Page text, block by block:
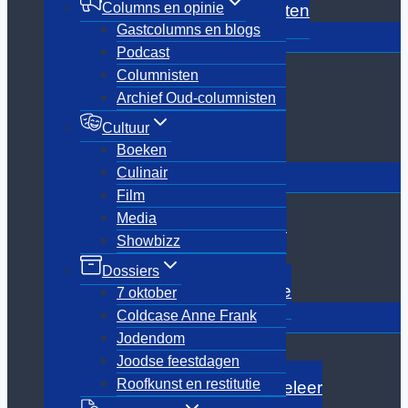
Columns en opinie
Gastcolumns en blogs
Podcast
Columnisten
Archief Oud-columnisten
Cultuur
Boeken
Culinair
Film
Media
Showbizz
Dossiers
7 oktober
Coldcase Anne Frank
Jodendom
Joodse feestdagen
Roofkunst en restitutie
Archief Oud-columnisten
Cultuur
Toggle
submenu
Boeken
Culinair
Film
Media
Showbizz
Dossiers submenu
7 oktober
Coldcase Anne Frank
Jodendom
Joodse feestdagen
Roofkunst en restitutie
Achtergrond
Toggle
submenu
Analyse
In memoriam
Joodse iconen van weleer